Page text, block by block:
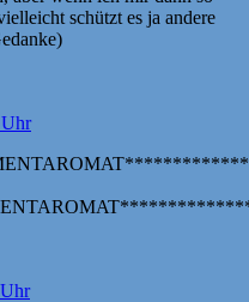
schützt es ja andere